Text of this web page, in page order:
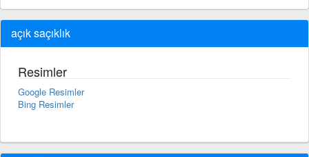
açık saçıklık
Resimler
Google Resimler
Bing Resimler